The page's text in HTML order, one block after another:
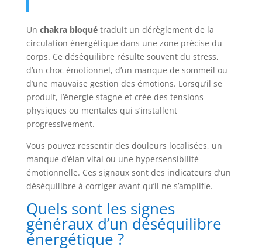
Un chakra bloquétraduit un dérèglement de la
circulation énergétique dans une zone précise du
corps. Ce déséquilibre résulte souvent du stress,
d’un choc émotionnel, d’un manque de sommeil ou
d’une mauvaise gestion des émotions. Lorsqu’il se
produit, l’énergie stagne et crée des tensions
physiques ou mentales qui s’installent
progressivement.
Vous pouvez ressentir des douleurs localisées, un
manque d’élan vital ou une hypersensibilité
émotionnelle. Ces signaux sont des indicateurs d’un
déséquilibre à corriger avant qu’il ne s’amplifie.
Quels sont les signes
généraux d’un déséquilibre
énergétique ?